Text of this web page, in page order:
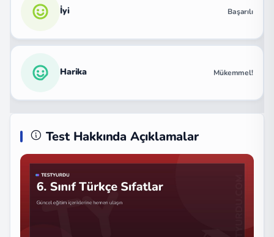
İyi Başarılı
Harika Mükemmel!
Test Hakkında Açıklamalar